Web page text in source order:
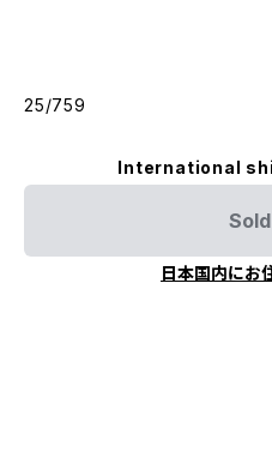
25/759
International
日本国内にお